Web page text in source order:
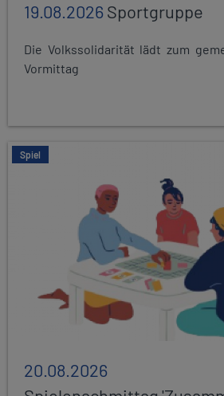
19.08.2026Sportgruppe
Die Volkssolidarität lädt zum
Vormittag
Spiel
20.08.2026